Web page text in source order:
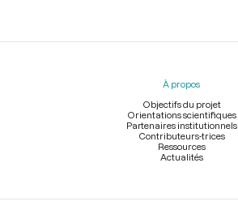
Menu
À propos
Objectifs du projet
Orientations scientifiques
Partenaires institutionnels
Contributeurs-trices
Ressources
Actualités